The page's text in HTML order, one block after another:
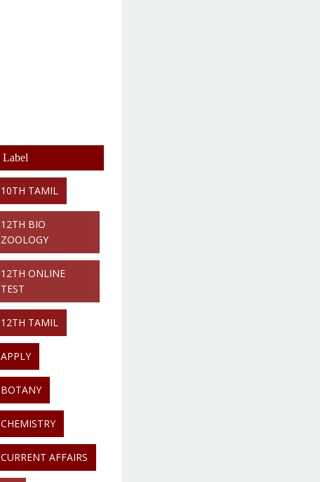
Label
10TH TAMIL
12TH BIO
ZOOLOGY
12TH ONLINE
TEST
12TH TAMIL
APPLY
BOTANY
CHEMISTRY
CURRENT AFFAIRS